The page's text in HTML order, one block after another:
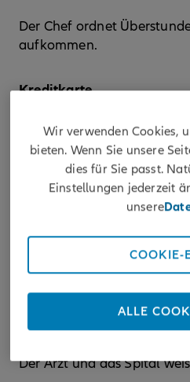
Der Chef ordnet
aufkommen.
Kreditkarte
Ihre Kreditkarte ist mit
bestellt haben. Der
Reiserechtsschutz
albtraumhafte Baustelle.
Der Arzt und das Spital
Wir verwenden Cookies,
bieten. Wenn Sie unsere
dies für Sie passt.
Einstellungen jederzeit
unsere
COOKIE-
ALLE